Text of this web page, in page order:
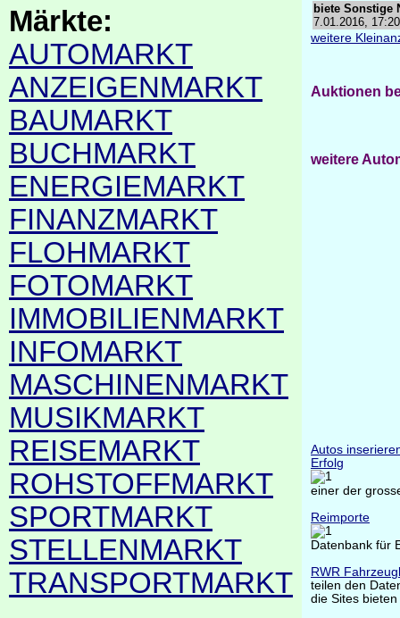
Märkte:
AUTOMARKT
ANZEIGENMARKT
BAUMARKT
BUCHMARKT
ENERGIEMARKT
FINANZMARKT
FLOHMARKT
FOTOMARKT
IMMOBILIENMARKT
INFOMARKT
MASCHINENMARKT
MUSIKMARKT
REISEMARKT
ROHSTOFFMARKT
SPORTMARKT
STELLENMARKT
TRANSPORTMARKT
biete Sonstige
7.01.2016,
weitere
Auktionen
weitere
Autos
Erfolg
einer der
Reimporte
Datenbank für
RWR
teilen den
die Sites